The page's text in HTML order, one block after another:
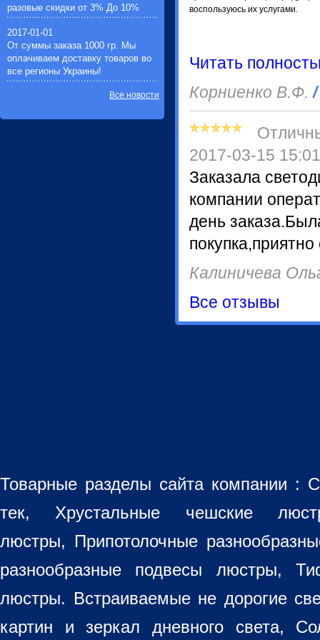
воспользуюсь их услугами.
Читать
Корниенко В.Ф./
2017-03-15 15:01
Заказала
компании
день
Калиничева
Все отзывы
разовые скидки от 3% До 10%
2017-01-01
От суммы заказа 1000 гр. Мы
оплачиваем доставку товаров во
все регионы Украины!
Все новости
Товарные разделы сайта компании :
тек, Хрустальные чешские
люстры, Припотолочные
разнообразные подвесы люстры,
люстры. Встраиваемые не дорогие
картин и зеркал дневного света,